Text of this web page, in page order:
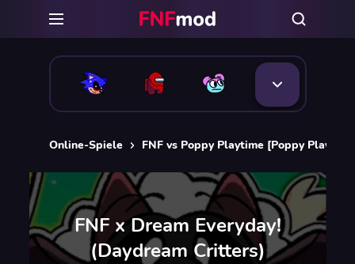
Online-Spiele FNF vs Poppy Playtime [Poppy
FNF x Dream Everyday!
(Daydream Critters)